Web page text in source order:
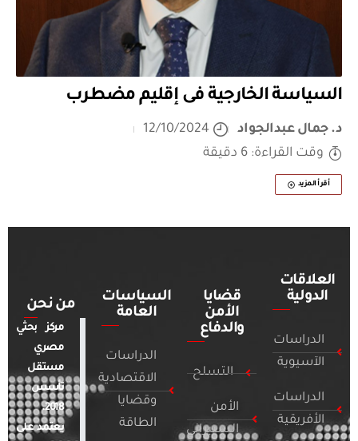
السياسة الخارجية فى إقليم مضطرب
د. جمال عبدالجواد
12/10/2024
وقت القراءة: 6 دقيقة
أقرأ المزيد
العلاقات
الدولية
الدراسات
الآسيوية
الدراسات
الأفريقية
قضايا
الأمن
والدفاع
التسلح
الأمن
السيبراني
السياسات
العامة
الدراسات
الاقتصادية
وقضايا
الطاقة
من نحن
مركز بحثي
مصري
مستقل
تأسس
2018.
يعتمد على